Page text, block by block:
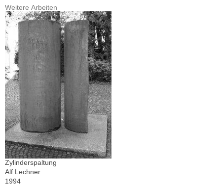
Weitere Arbeiten
Zylinderspaltung
Alf Lechner
1994